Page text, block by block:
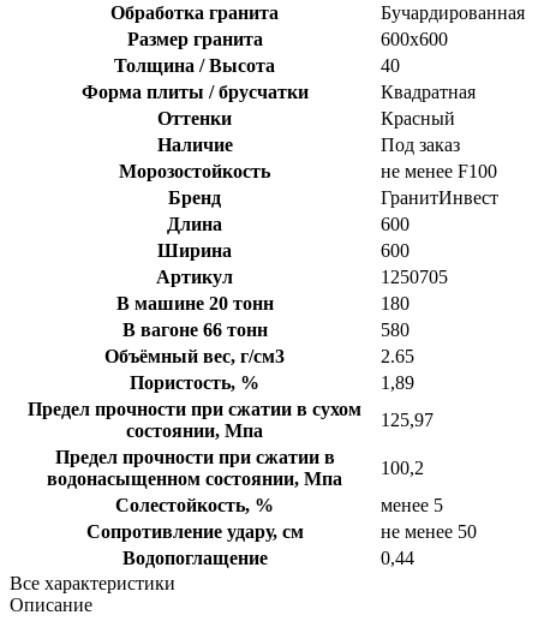
Обработка гранита
Бучардированная
Размер гранита
600х600
Толщина / Высота
40
Форма плиты / брусчатки
Квадратная
Оттенки
Красный
Наличие
Под заказ
Морозостойкость
не менее F100
Бренд
ГранитИнвест
Длина
600
Ширина
600
Артикул
1250705
В машине 20 тонн
180
В вагоне 66 тонн
580
Объёмный вес, г/см3
2.65
Пористость, %
1,89
Предел прочности при сжатии в сухом
состоянии, Мпа
125,97
Предел прочности при сжатии в
водонасыщенном состоянии, Мпа
100,2
Солестойкость, %
менее 5
Сопротивление удару, см
не менее 50
Водопоглащение
0,44
Все характеристики
Описание